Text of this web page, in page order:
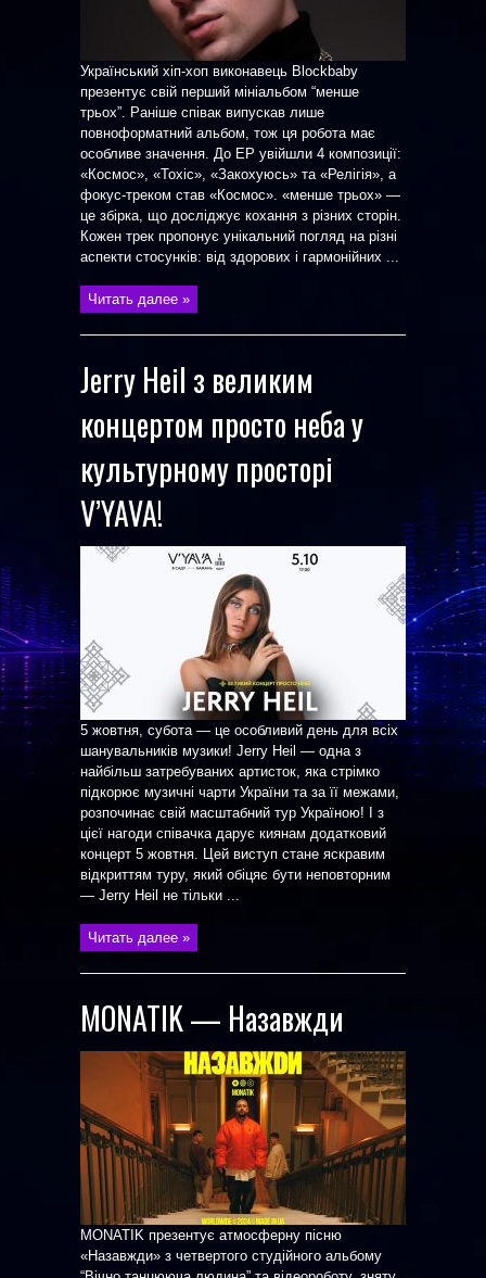
Український хіп-хоп виконавець Blockbaby
презентує свій перший мініальбом “менше
трьох”. Раніше співак випускав лише
повноформатний альбом, тож ця робота має
особливе значення. До EP увійшли 4 композиції:
«Космос», «Toxic», «Закохуюсь» та «Релігія», а
фокус-треком став «Космос». «менше трьох» —
це збірка, що досліджує кохання з різних сторін.
Кожен трек пропонує унікальний погляд на різні
аспекти стосунків: від здорових і гармонійних ...
Читать далее »
Jerry Heil з великим
концертом просто неба у
культурному просторі
V’YAVA!
5 жовтня, субота — це особливий день для всіх
шанувальників музики! Jerry Heil — одна з
найбільш затребуваних артисток, яка стрімко
підкорює музичні чарти України та за її межами,
розпочинає свій масштабний тур Україною! І з
цієї нагоди співачка дарує киянам додатковий
концерт 5 жовтня. Цей виступ стане яскравим
відкриттям туру, який обіцяє бути неповторним
— Jerry Heil не тільки ...
Читать далее »
MONATIK — Назавжди
MONATIK презентує атмосферну пісню
«Назавжди» з четвертого студійного альбому